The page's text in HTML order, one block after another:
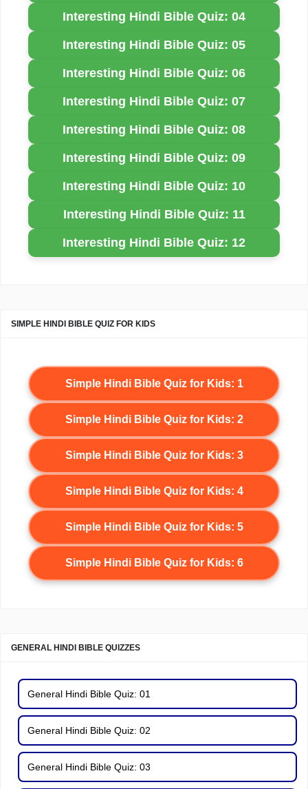
Interesting Hindi Bible Quiz: 04
Interesting Hindi Bible Quiz: 05
Interesting Hindi Bible Quiz: 06
Interesting Hindi Bible Quiz: 07
Interesting Hindi Bible Quiz: 08
Interesting Hindi Bible Quiz: 09
Interesting Hindi Bible Quiz: 10
Interesting Hindi Bible Quiz: 11
Interesting Hindi Bible Quiz: 12
SIMPLE HINDI BIBLE QUIZ FOR KIDS
Simple Hindi Bible Quiz for Kids: 1
Simple Hindi Bible Quiz for Kids: 2
Simple Hindi Bible Quiz for Kids: 3
Simple Hindi Bible Quiz for Kids: 4
Simple Hindi Bible Quiz for Kids: 5
Simple Hindi Bible Quiz for Kids: 6
GENERAL HINDI BIBLE QUIZZES
General Hindi Bible Quiz: 01
General Hindi Bible Quiz: 02
General Hindi Bible Quiz: 03